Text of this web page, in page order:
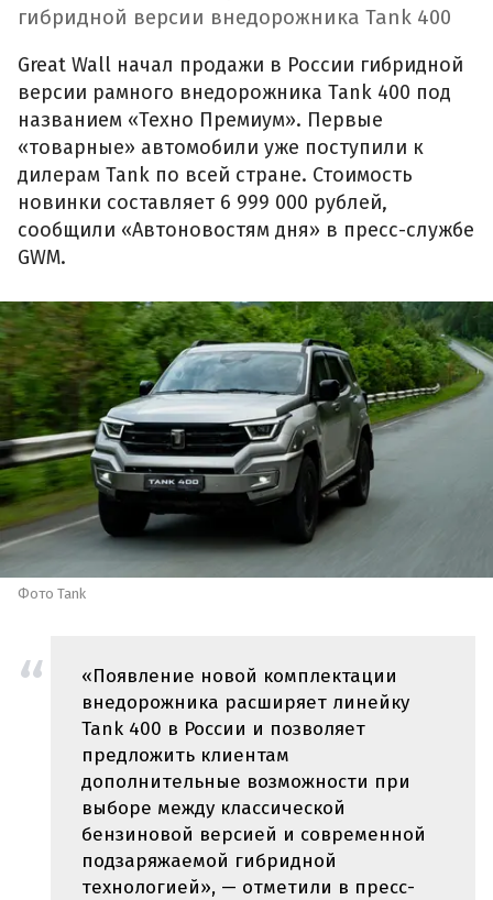
гибридной версии внедорожника Tank 400
Great Wall начал продажи в России гибридной
версии рамного внедорожника Tank 400 под
названием «Техно Премиум». Первые
«товарные» автомобили уже поступили к
дилерам Tank по всей стране. Стоимость
новинки составляет 6 999 000 рублей,
сообщили «Автоновостям дня» в пресс-службе
GWM.
Фото Tank
«Появление новой комплектации
внедорожника расширяет линейку
Tank 400 в России и позволяет
предложить клиентам
дополнительные возможности при
выборе между классической
бензиновой версией и современной
подзаряжаемой гибридной
технологией», — отметили в пресс-